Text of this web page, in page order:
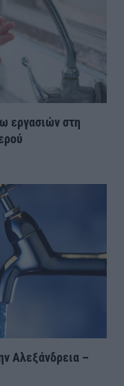
εργασιών στη
Αλεξάνδρεια –